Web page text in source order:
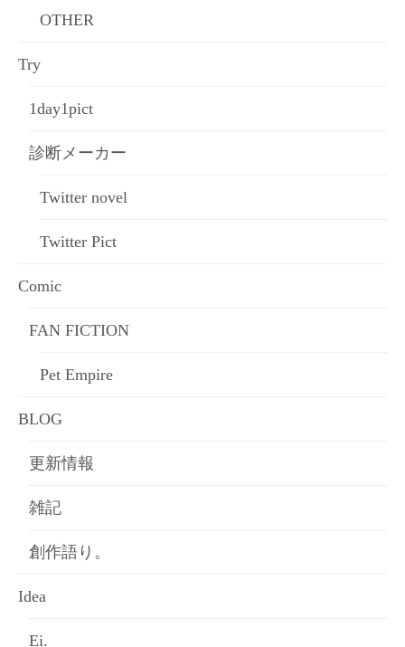
OTHER
Try
1day1pict
診断メーカー
Twitter novel
Twitter Pict
Comic
FAN FICTION
Pet Empire
BLOG
更新情報
雑記
創作語り。
Idea
Ei.